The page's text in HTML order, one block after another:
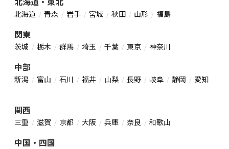
北海道 青森 岩手 宮城 秋田 山形 福島
関東
茨城 栃木 群馬 埼玉 千葉 東京 神奈川
中部
新潟 富山 石川 福井 山梨 長野 岐阜 静岡 愛知
関西
三重 滋賀 京都 大阪 兵庫 奈良 和歌山
中国・四国